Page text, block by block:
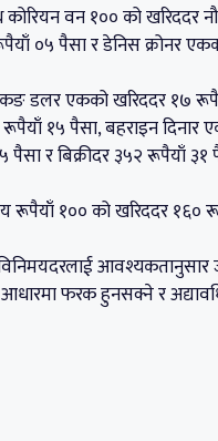
वन १०० को खरिददर
०५ पैसा र डेनिस क्रोनर
डलर एकको खरिददर १७
रूपैयाँ १५ पैसा, बहराइन
र बिक्रीदर ३५२ रूपैयाँ ३१
रूपैयाँ १०० को खरिददर १६०
विनिमयदरलाई
फरक हुनसक्ने र